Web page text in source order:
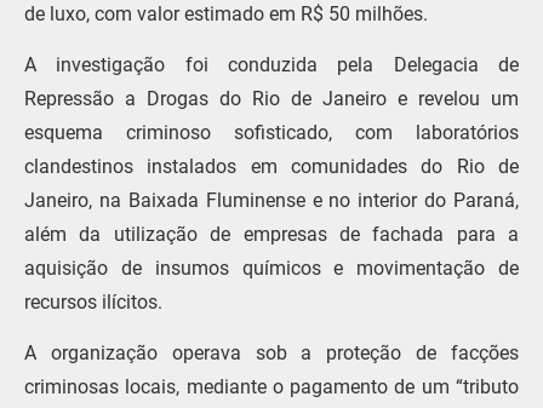
de luxo, com valor estimado em R$ 50 milhões.
A investigação foi conduzida pela Delegacia de
Repressão a Drogas do Rio de Janeiro e revelou um
esquema criminoso sofisticado, com laboratórios
clandestinos instalados em comunidades do Rio de
Janeiro, na Baixada Fluminense e no interior do Paraná,
além da utilização de empresas de fachada para a
aquisição de insumos químicos e movimentação de
recursos ilícitos.
A organização operava sob a proteção de facções
criminosas locais, mediante o pagamento de um “tributo